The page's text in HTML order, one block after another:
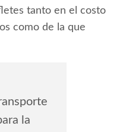
tanto en el costo
como de la que
la